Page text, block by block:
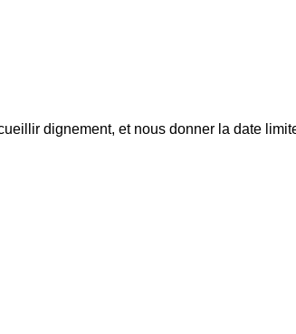
dignement, et nous donner la date